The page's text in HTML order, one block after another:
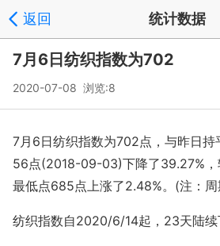
返回 统计数据
7月6日纺织指数为702
2020-07-08 浏览:8
7月6日纺织指数为702点，与昨日持
56点(2018-09-03)下降了39.27%
最低点685点上涨了2.48%。(注：
纺织指数自2020/6/14起，23天陆续